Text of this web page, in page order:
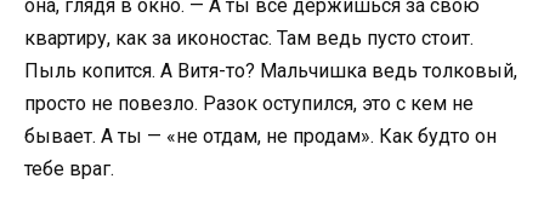
она, глядя в окно. — А ты всё держишься за свою
квартиру, как за иконостас. Там ведь пусто стоит.
Пыль копится. А Витя-то? Мальчишка ведь толковый,
просто не повезло. Разок оступился, это с кем не
бывает. А ты — «не отдам, не продам». Как будто он
тебе враг.